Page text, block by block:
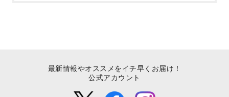
最新情報やオススメをイチ早くお届け！
公式アカウント